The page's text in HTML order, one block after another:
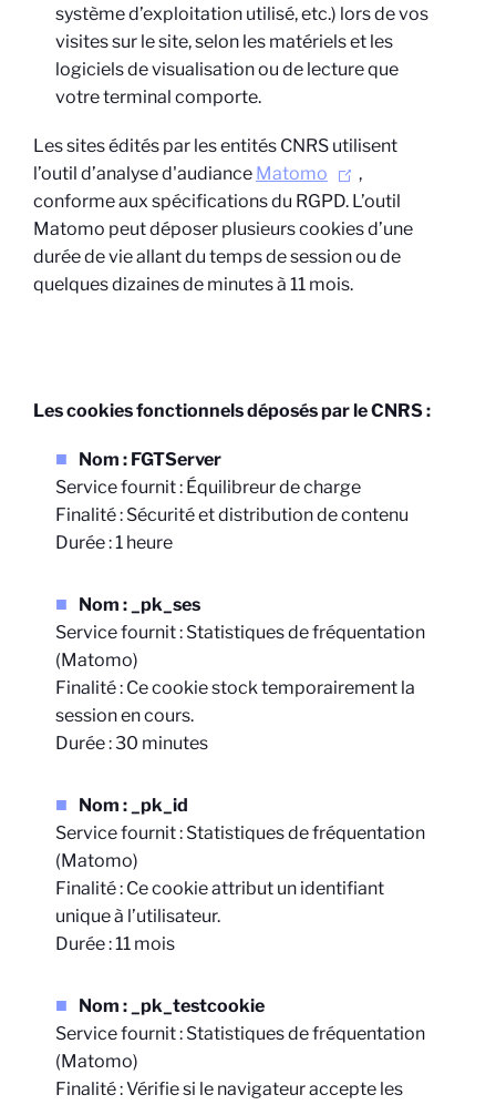
système d’exploitation utilisé, etc.) lors de vos
visites sur le site, selon les matériels et les
logiciels de visualisation ou de lecture que
votre terminal comporte.
Les sites édités par les entités CNRS utilisent
l’outil d’analyse d'audiance Matomo
,
conforme aux spécifications du RGPD. L’outil
Matomo peut déposer plusieurs cookies d’une
durée de vie allant du temps de session ou de
quelques dizaines de minutes à 11 mois.
Les cookies fonctionnels déposés par le CNRS :
Nom : FGTServer
Service fournit : Équilibreur de charge
Finalité : Sécurité et distribution de contenu
Durée : 1 heure
Nom : _pk_ses
Service fournit : Statistiques de fréquentation
(Matomo)
Finalité : Ce cookie stock temporairement la
session en cours.
Durée : 30 minutes
Nom : _pk_id
Service fournit : Statistiques de fréquentation
(Matomo)
Finalité : Ce cookie attribut un identifiant
unique à l’utilisateur.
Durée : 11 mois
Nom : _pk_testcookie
Service fournit : Statistiques de fréquentation
(Matomo)
Finalité : Vérifie si le navigateur accepte les